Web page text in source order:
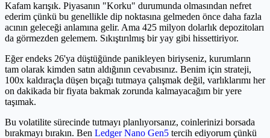
Kafam karışık. Piyasanın "Korku" durumunda olmasından nefret
ederim çünkü bu genellikle dip noktasına gelmeden önce daha fazla
acının geleceği anlamına gelir. Ama 425 milyon dolarlık depozitoları
da görmezden gelemem. Sıkıştırılmış bir yay gibi hissettiriyor.
Eğer endeks 26'ya düştüğünde panikleyen biriyseniz, kurumların
tam olarak kimden satın aldığının cevabısınız. Benim için strateji,
100x kaldıraçla düşen bıçağı tutmaya çalışmak değil, varlıklarımı her
on dakikada bir fiyata bakmak zorunda kalmayacağım bir yere
taşımak.
Bu volatilite sürecinde tutmayı planlıyorsanız, coinlerinizi borsada
bırakmayı bırakın. Ben Ledger Nano Gen5 tercih ediyorum çünkü